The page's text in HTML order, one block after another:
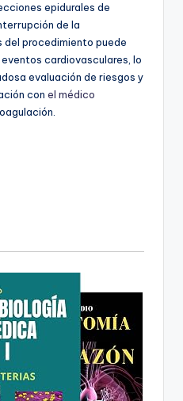
epidurales de
de la
procedimiento puede
cardiovasculares, lo
evaluación de riesgos y
con el médico